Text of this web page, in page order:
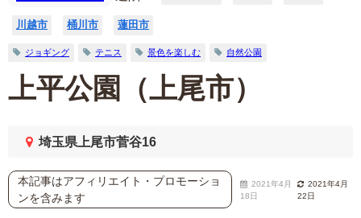
川越市 桶川市 蓮田市
ジョギング テニス 景色を楽しむ 自然公園
上平公園（上尾市）
埼玉県上尾市菅谷16
本記事はアフィリエイト・プロモーショ
ンを含みます
2021年4月
18日
2021年4月
22日